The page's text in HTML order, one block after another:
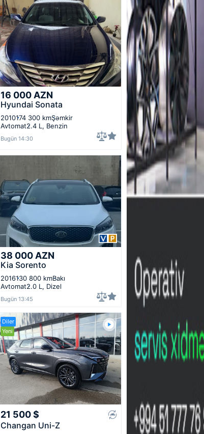
16 000 AZN
Hyundai Sonata
2010174 300 kmŞəmkir
Avtomat2.4 L, Benzin
Bugün 14:30
38 000 AZN
Kia Sorento
2016130 800 kmBakı
Avtomat2.0 L, Dizel
Bugün 13:45
Diler
Yeni
21 500$
Changan Uni-Z